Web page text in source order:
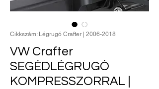
Cikkszám: Légrugó Crafter | 2006-2018
VW Crafter
SEGÉDLÉGRUGÓ
KOMPRESSZORRAL |